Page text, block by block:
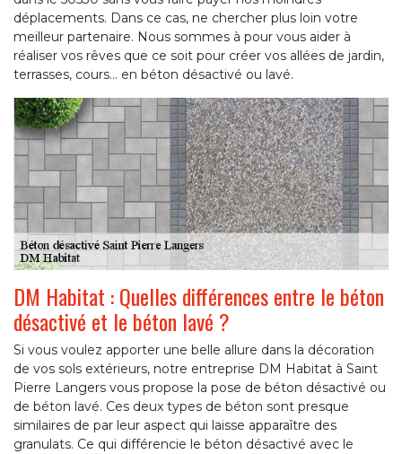
déplacements. Dans ce cas, ne chercher plus loin votre
meilleur partenaire. Nous sommes à pour vous aider à
réaliser vos rêves que ce soit pour créer vos allées de jardin,
terrasses, cours… en béton désactivé ou lavé.
DM Habitat : Quelles différences entre le béton
désactivé et le béton lavé ?
Si vous voulez apporter une belle allure dans la décoration
de vos sols extérieurs, notre entreprise DM Habitat à Saint
Pierre Langers vous propose la pose de béton désactivé ou
de béton lavé. Ces deux types de béton sont presque
similaires de par leur aspect qui laisse apparaître des
granulats. Ce qui différencie le béton désactivé avec le